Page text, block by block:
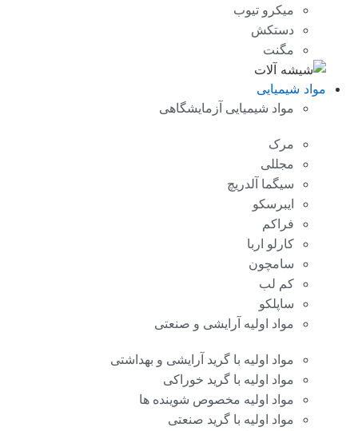
میکرو تیوب
دستکش
مگنت
مواد شیمیایی
مواد شیمیایی آزمایشگاهی
مرک
مجللی
سیگما آلدریچ
ایبرسکو
فراکم
کارلو اربا
سامچون
کم لب
ساپلکو
مواد اولیه آرایشی و صنعتی
مواد اولیه با گرید آرایشی و بهداشتی
مواد اولیه با گرید خوراکی
مواد اولیه مخصوص شوینده ها
مواد اولیه با گرید صنعتی